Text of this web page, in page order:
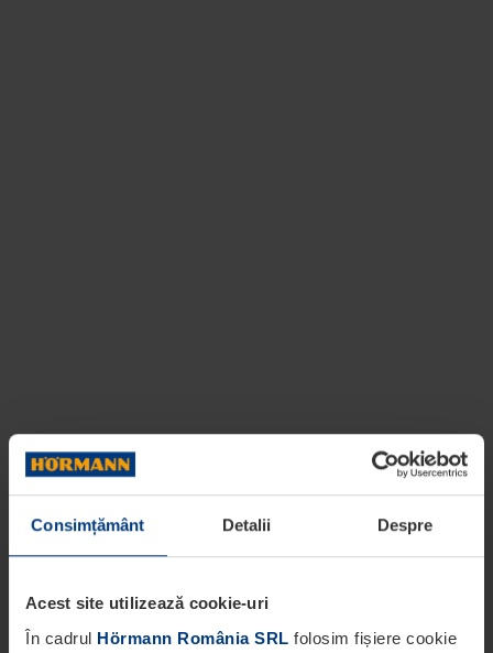
Consimțământ Detalii Despre
Acest site utilizează cookie-uri
În cadrul Hörmann România SRL folosim fișiere cookie